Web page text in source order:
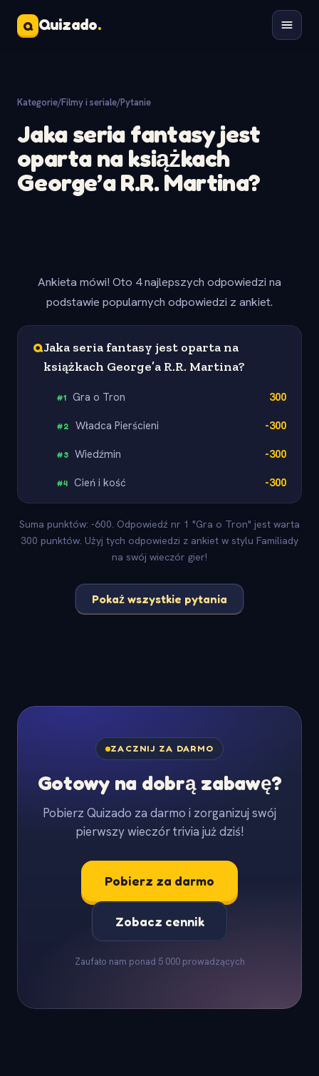
Q Quizado.
Kategorie/Filmy i seriale/Pytanie
Jaka seria fantasy jest
oparta na książkach
George’a R.R. Martina?
Ankieta mówi! Oto 4 najlepszych odpowiedzi na
podstawie popularnych odpowiedzi z ankiet.
QJaka seria fantasy jest oparta na
książkach George’a R.R. Martina?
#1 Gra o Tron 300
#2 Władca Pierścieni -300
#3 Wiedźmin -300
#4 Cień i kość -300
Suma punktów: -600. Odpowiedź nr 1 "Gra o Tron" jest warta
300 punktów. Użyj tych odpowiedzi z ankiet w stylu Familiady
na swój wieczór gier!
Pokaż wszystkie pytania
ZACZNIJ ZA DARMO
Gotowy na dobrą zabawę?
Pobierz Quizado za darmo i zorganizuj swój
pierwszy wieczór trivia już dziś!
Pobierz za darmo
Zobacz cennik
Zaufało nam ponad 5 000 prowadzących